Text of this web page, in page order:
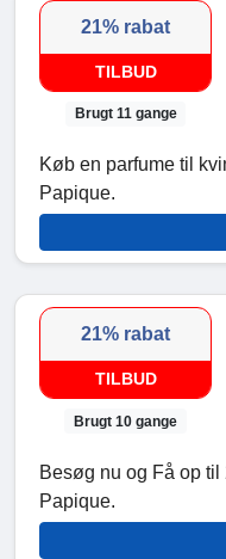
21% rabat
TILBUD
Brugt 11 gange
Køb en parfume til
Papique.
21% rabat
TILBUD
Brugt 10 gange
Besøg nu og Få op til
Papique.